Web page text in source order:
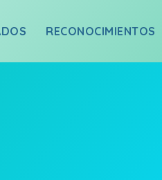
RECONOCIMIENTOS